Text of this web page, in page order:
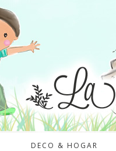
DECO & HOGAR